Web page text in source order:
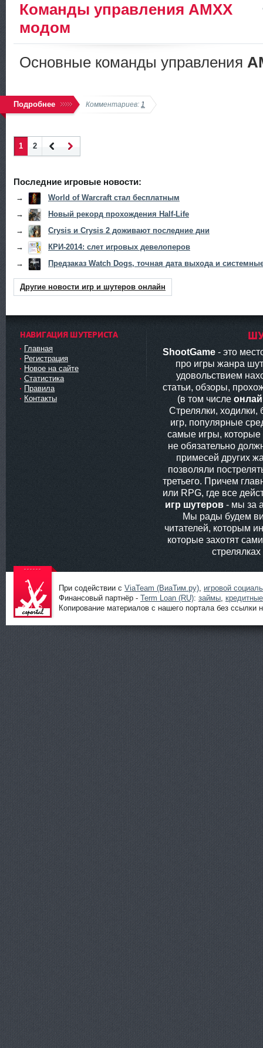
Команды управления AMXX
модом
Основные команды управления
Подробнее Комментариев: 1
1
2
Последние игровые новости:
→
World of Warcraft стал бесплатным
→
Новый рекорд прохождения Half-Life
→
Crysis и Crysis 2 доживают последние дни
→
КРИ-2014: слет игровых девелоперов
→
Предзаказ Watch Dogs, точная дата выхода и
Другие новости игр и шутеров онлайн
НАВИГАЦИЯ ШУТЕРИСТА
Главная
Регистрация
Новое на сайте
Статистика
Правила
Контакты
ShootGame- это
про игры жанра
удовольствием
статьи, обзоры,
(в том числе
Стрелялки, ходилки,
игр, популярные
самые игры, которые
не обязательно
примесей других
позволяли
третьего. Причем
или RPG, где все
игр шутеров- мы за
Мы рады будем
читателей, которым
которые захотят
Шутеры
онлайн от
ShootGame:
новости,
статьи,
обзоры и
прохождени
я игр
При содействии с ViaTeam (ВиаТим.ру) игровой
Финансовый партнёр - Term Loan (RU): займы
Копирование материалов с нашего портала без ссылки